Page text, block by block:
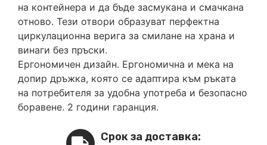
на контейнера и да бъде засмукана и смачкана
отново. Тези отвори образуват перфектна
циркулационна верига за смилане на храна и
винаги без пръски.
Ергономичен дизайн. Ергономична и мека на
допир дръжка, която се адаптира към ръката
на потребителя за удобна употреба и безопасно
боравене. 2 години гаранция.
Срок за доставка: